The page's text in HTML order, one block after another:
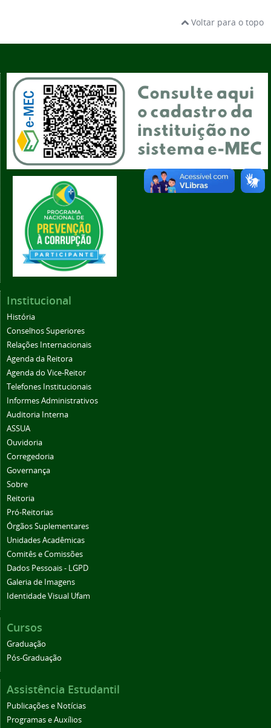
Voltar para o topo
Institucional
História
Conselhos Superiores
Relações Internacionais
Agenda da Reitora
Agenda do Vice-Reitor
Telefones Institucionais
Informes Administrativos
Auditoria Interna
ASSUA
Ouvidoria
Corregedoria
Governança
Sobre
Reitoria
Pró-Reitorias
Órgãos Suplementares
Unidades Acadêmicas
Comitês e Comissões
Dados Pessoais - LGPD
Galeria de Imagens
Identidade Visual Ufam
Cursos
Graduação
Pós-Graduação
Assistência Estudantil
Publicações e Notícias
Programas e Auxílios